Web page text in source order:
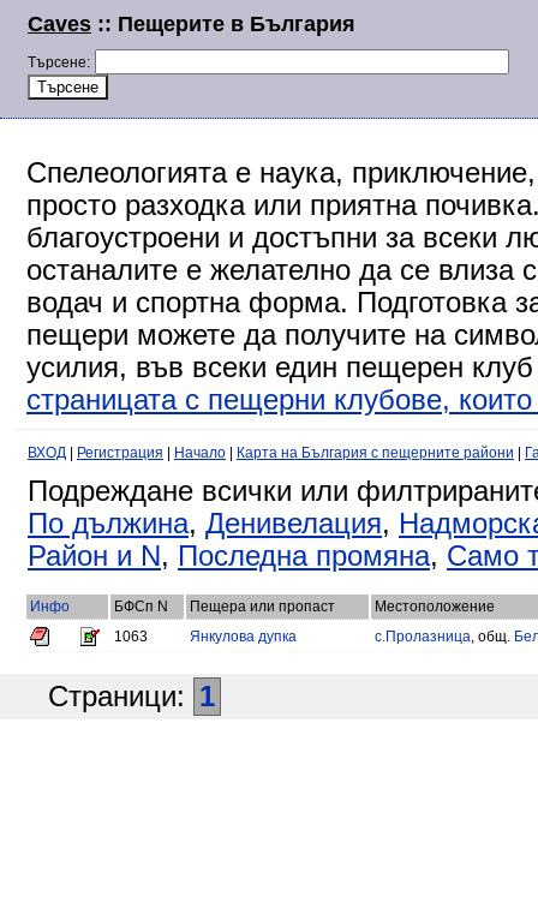
Caves :: Пещерите в България
Търсене:
Спелеологията е наука,
просто разходка или приятна
благоустроени и достъпни за всеки
останалите е желателно да се влиза
водач и спортна форма. Подготовка
пещери можете да получите на
усилия, във всеки един пещерен
страницата с пещерни клубове,
ВХОД Регистрация Начало Карта на България с пещерните райони
Подреждане всички или
По дължина, Денивелация,
Район и N, Последна промяна, Само
Инфо БФСп N Пещера или пропаст
Местоположение
1063
Янкулова дупка с.Пролазница, общ.
Страници: 1